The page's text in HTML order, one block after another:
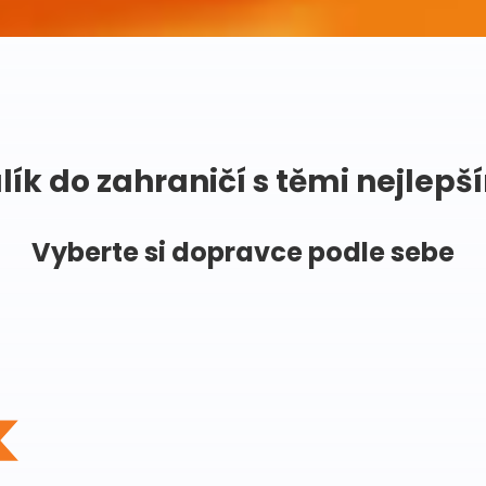
do zahraničí s těmi
Vyberte si dopravce podle sebe